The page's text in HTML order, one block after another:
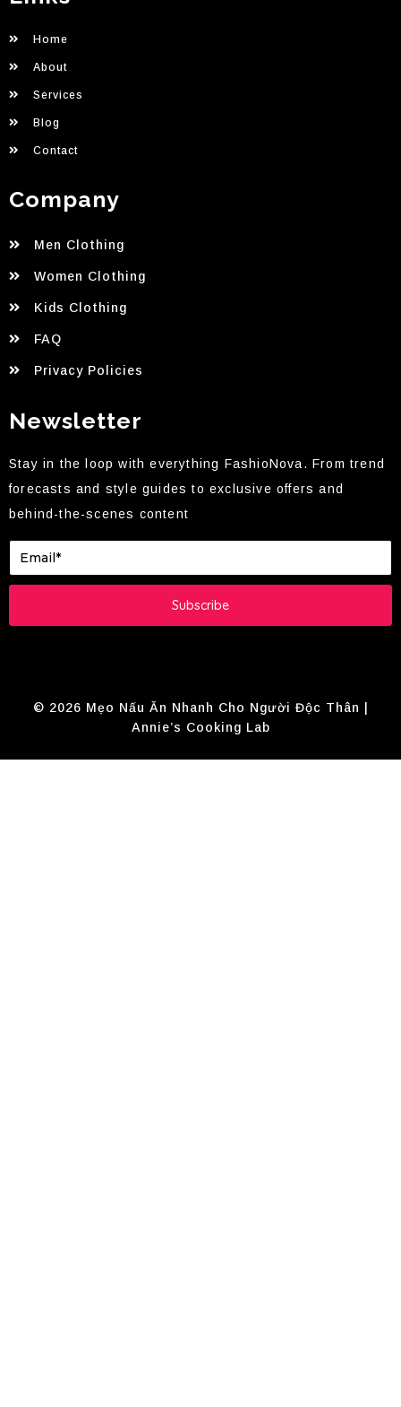
Home
About
Services
Blog
Contact
Company
Men Clothing
Women Clothing
Kids Clothing
FAQ
Privacy Policies
Newsletter
Stay in the loop with everything FashioNova. From trend
forecasts and style guides to exclusive offers and
behind-the-scenes content
Subscribe
© 2026 Mẹo Nấu Ăn Nhanh Cho Người Độc Thân |
Annie’s Cooking Lab